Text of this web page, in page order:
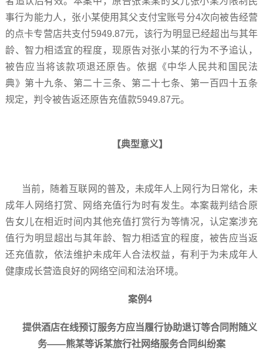
事行为能力人，张小某使用其父支付宝账号分4次向被告经营
的点卡专营店共支付5949.87元，该行为明显已经超出与其年
龄、智力相适宜的程度，现原告对张小某的行为不予追认，
被告应当将该款项退还原告。依据《中华人民共和国民法
典》第十九条、第二十三条、第二十七条、第一百四十五条
规定，判令被告返还原告充值款5949.87元。
【典型意义】
当前，随着互联网的普及，未成年人上网行为日常化，未
成年人网络打赏、网络充值行为时有发生。本案裁判结合原
告女儿在相近时间内其他充值打赏行为等情况，认定案涉充
值行为明显超出与其年龄、智力相适宜的程度，被告应当返
还充值款，依法维护未成年人合法权益，有利于为未成年人
健康成长营造良好的网络空间和法治环境。
案例4
提供酒店在线预订服务方应当履行协助退订等合同附随义
务——熊某等诉某旅行社网络服务合同纠纷案